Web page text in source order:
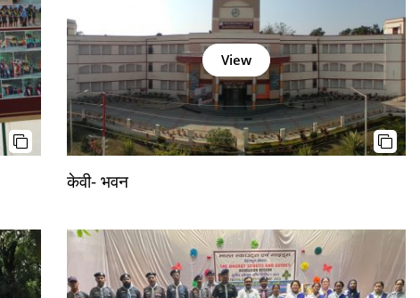
View
केवी- भवन